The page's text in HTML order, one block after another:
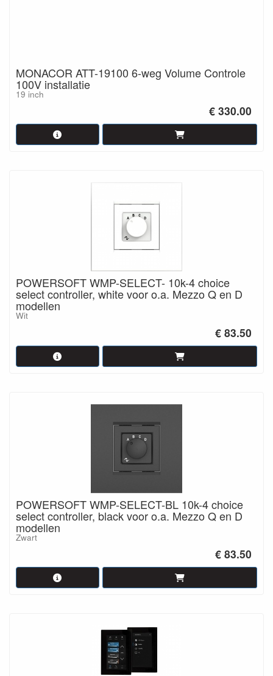
MONACOR ATT-19100 6-weg Volume Controle
100V installatie
19 inch
€ 330.00
POWERSOFT WMP-SELECT- 10k-4 choice
select controller, white voor o.a. Mezzo Q en D
modellen
Wit
€ 83.50
POWERSOFT WMP-SELECT-BL 10k-4 choice
select controller, black voor o.a. Mezzo Q en D
modellen
Zwart
€ 83.50